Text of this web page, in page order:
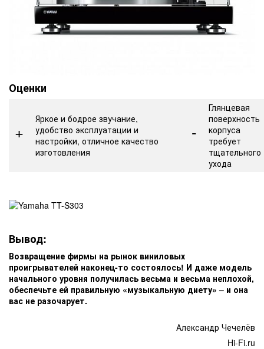
Оценки
+
Яркое и бодрое звучание,
удобство эксплуатации и
настройки, отличное качество
изготовления
-
Глянцевая
поверхность
корпуса
требует
тщательного
ухода
Вывод:
Возвращение фирмы на рынок виниловых
проигрывателей наконец-то состоялось! И даже модель
начального уровня получилась весьма и весьма неплохой,
обеспечьте ей правильную «музыкальную диету» – и она
вас не разочарует.
Александр Чечелёв
Hi-Fi.ru